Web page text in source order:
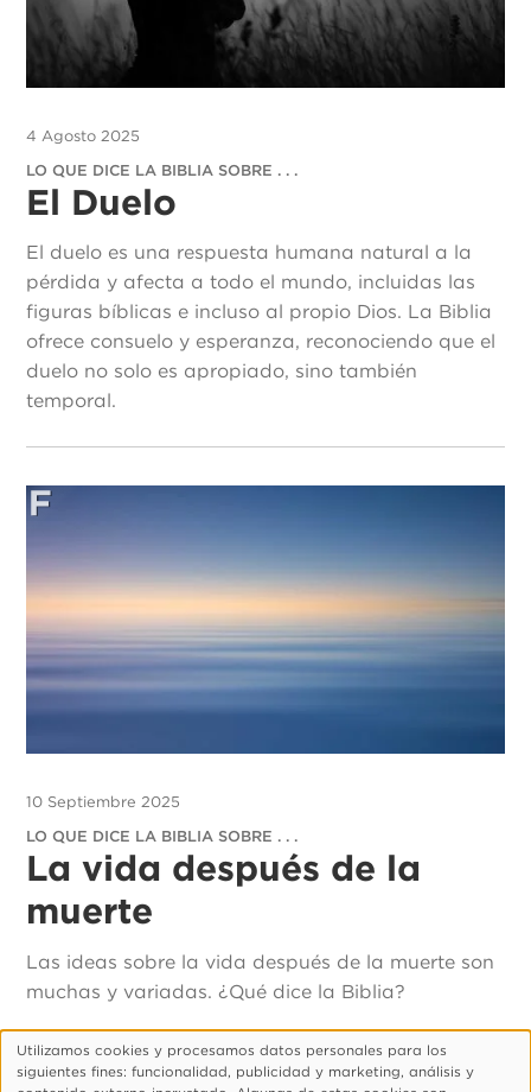
4 Agosto 2025
LO QUE DICE LA BIBLIA SOBRE . . .
El Duelo
El duelo es una respuesta humana natural a la
pérdida y afecta a todo el mundo, incluidas las
figuras bíblicas e incluso al propio Dios. La Biblia
ofrece consuelo y esperanza, reconociendo que el
duelo no solo es apropiado, sino también
temporal.
10 Septiembre 2025
LO QUE DICE LA BIBLIA SOBRE . . .
La vida después de la
muerte
Las ideas sobre la vida después de la muerte son
muchas y variadas. ¿Qué dice la Biblia?
Uso
Utilizamos cookies y procesamos datos personales para los
siguientes fines: funcionalidad, publicidad y marketing, análisis y